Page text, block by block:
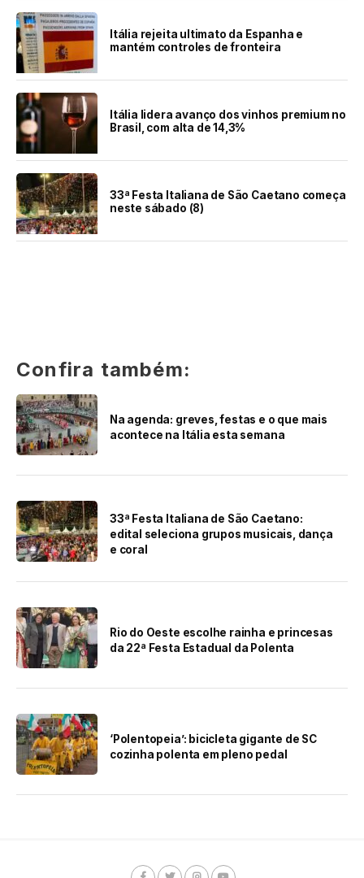
Itália rejeita ultimato da Espanha e
mantém controles de fronteira
Itália lidera avanço dos vinhos premium no
Brasil, com alta de 14,3%
33ª Festa Italiana de São Caetano começa
neste sábado (8)
Confira também:
Na agenda: greves, festas e o que mais
acontece na Itália esta semana
33ª Festa Italiana de São Caetano:
edital seleciona grupos musicais, dança
e coral
Rio do Oeste escolhe rainha e princesas
da 22ª Festa Estadual da Polenta
‘Polentopeia’: bicicleta gigante de SC
cozinha polenta em pleno pedal